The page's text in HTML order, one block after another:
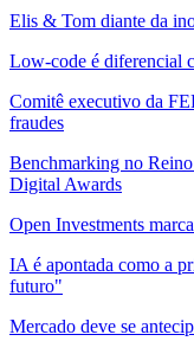
Elis & Tom diante da
Low-code é diferencial
Comitê executivo da
fraudes
Benchmarking no
Digital Awards
Open Investments
IA é apontada como a
futuro"
Mercado deve se